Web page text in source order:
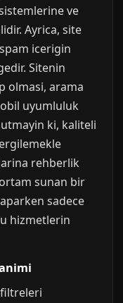
ve
Ayrica, site
icerigin
Sitenin
olmasi, arama
uyumluluk
ki, kaliteli
rehberlik
sunan bir
sadece
hizmetlerin